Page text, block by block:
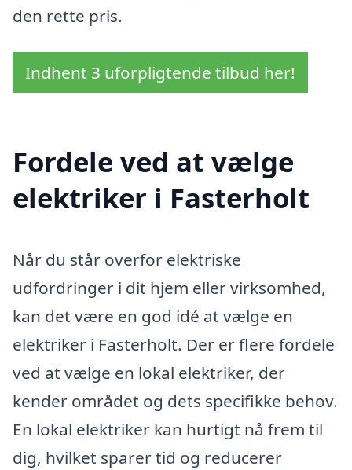
den rette pris.
Indhent 3 uforpligtende tilbud her!
Fordele ved at vælge
elektriker i Fasterholt
Når du står overfor elektriske
udfordringer i dit hjem eller virksomhed,
kan det være en god idé at vælge en
elektriker i Fasterholt. Der er flere fordele
ved at vælge en lokal elektriker, der
kender området og dets specifikke behov.
En lokal elektriker kan hurtigt nå frem til
dig, hvilket sparer tid og reducerer